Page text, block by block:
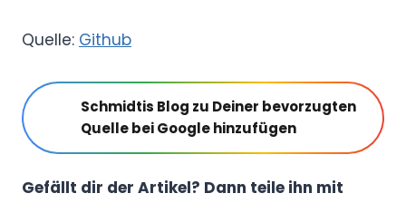
Quelle: Github
Schmidtis Blog zu Deiner bevorzugten
Quelle bei Google hinzufügen
Gefällt dir der Artikel? Dann teile ihn mit